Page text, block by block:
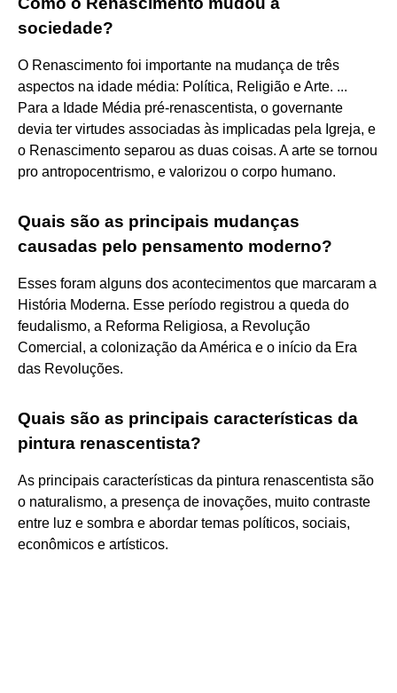
sociedade?
O Renascimento foi importante na mudança de três
aspectos na idade média: Política, Religião e Arte. ...
Para a Idade Média pré-renascentista, o governante
devia ter virtudes associadas às implicadas pela Igreja, e
o Renascimento separou as duas coisas. A arte se tornou
pro antropocentrismo, e valorizou o corpo humano.
Quais são as principais mudanças
causadas pelo pensamento moderno?
Esses foram alguns dos acontecimentos que marcaram a
História Moderna. Esse período registrou a queda do
feudalismo, a Reforma Religiosa, a Revolução
Comercial, a colonização da América e o início da Era
das Revoluções.
Quais são as principais características da
pintura renascentista?
As principais características da pintura renascentista são
o naturalismo, a presença de inovações, muito contraste
entre luz e sombra e abordar temas políticos, sociais,
econômicos e artísticos.